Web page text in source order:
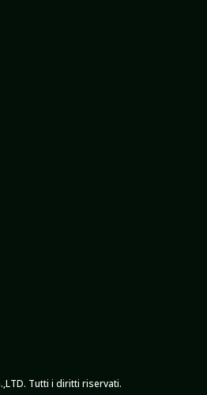
Tutti i diritti riservati.